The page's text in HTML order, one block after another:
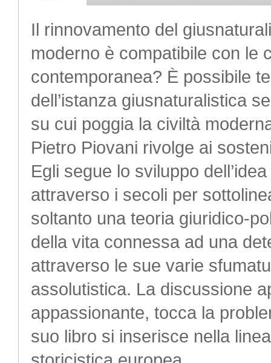
Il rinnovamento del
moderno è compatibile con le
contemporanea? È possibile
dell’istanza giusnaturalistica
su cui poggia la civiltà
Pietro Piovani rivolge ai
Egli segue lo sviluppo
attraverso i secoli per
soltanto una teoria giuridico-
della vita connessa ad una
attraverso le sue varie
assolutistica. La discussione
appassionante, tocca la
suo libro si inserisce nella